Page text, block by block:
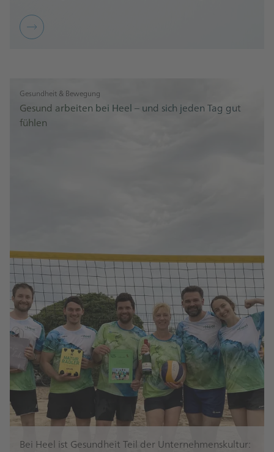
Gesundheit & Bewegung
Gesund arbeiten bei Heel – und sich jeden Tag gut
fühlen
Bei Heel ist Gesundheit Teil der Unternehmenskultur: